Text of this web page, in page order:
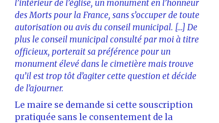
l’intérieur de l’église, un monumenten l’honneur
des Morts pour la France, sans s’occuper de toute
autorisation ou avis du conseil municipal. […]De
plus le conseil municipal consulté par moi à titre
officieux, porterait sa préférence pour un
monument élevé dans le cimetière mais trouve
qu’il est trop tôt d’agiter cette question et décide
de l’ajourner.
Le maire se demande si cette souscription
pratiquée sans le consentement de la